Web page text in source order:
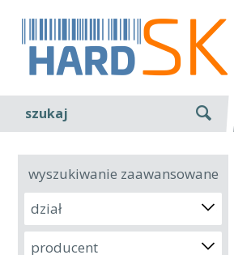
szukaj
wyszukiwanie zaawansowane
dział
producent